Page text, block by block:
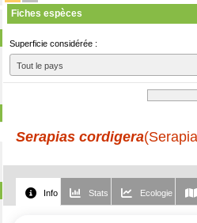
Fiches espèces
Superficie considérée :
Tout le pays
Serapias cordigera
Info Stats Ecologie